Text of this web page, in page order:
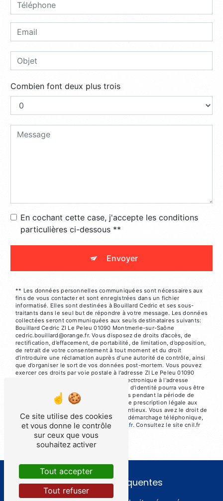
Combien font deux plus trois
En cochant cette case, j'accepte les conditions
particulières ci-dessous **
Envoyer
** Les données personnelles communiquées sont nécessaires aux
fins de vous contacter et sont enregistrées dans un fichier
informatisé. Elles sont destinées à Bouillard Cedric et ses sous-
traitants dans le seul but de répondre à votre message. Les données
collectées seront communiquées aux seuls destinataires suivants:
Bouillard Cedric ZI Le Peleu 01090 Montmerle-sur-Saône
cedric.bouillard@orange.fr. Vous disposez de droits d’accès, de
rectification, d’effacement, de portabilité, de limitation, d’opposition,
de retrait de votre consentement à tout moment et du droit
d’introduire une réclamation auprès d’une autorité de contrôle, ainsi
que d’organiser le sort de vos données post-mortem. Vous pouvez
exercer ces droits par voie postale à l'adresse ZI Le Peleu 01090
Montmerle-sur-Saône ou par courrier électronique à l'adresse
cedric.bouillard@orange.fr. Un justificatif d'identité pourra vous être
demandé. Nous conservons vos données pendant la période de
prise de contact puis pendant la durée de prescription légale aux
fins probatoires et de gestion des contentieux. Vous avez le droit de
vous inscrire sur la liste d'opposition au démarchage téléphonique,
disponible à cette adresse: Bloctel.gouv.fr. Consultez le site cnil.fr
pour plus d’informations sur vos droits.
Recherches fréquentes
Ce site utilise des cookies
et vous donne le contrôle
sur ceux que vous
souhaitez activer
Tout accepter
Tout refuser